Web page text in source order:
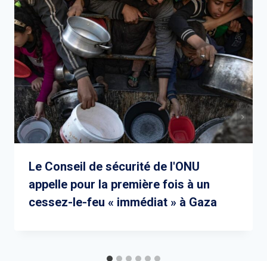
Le Conseil de sécurité de l'ONU
appelle pour la première fois à un
cessez-le-feu « immédiat » à Gaza